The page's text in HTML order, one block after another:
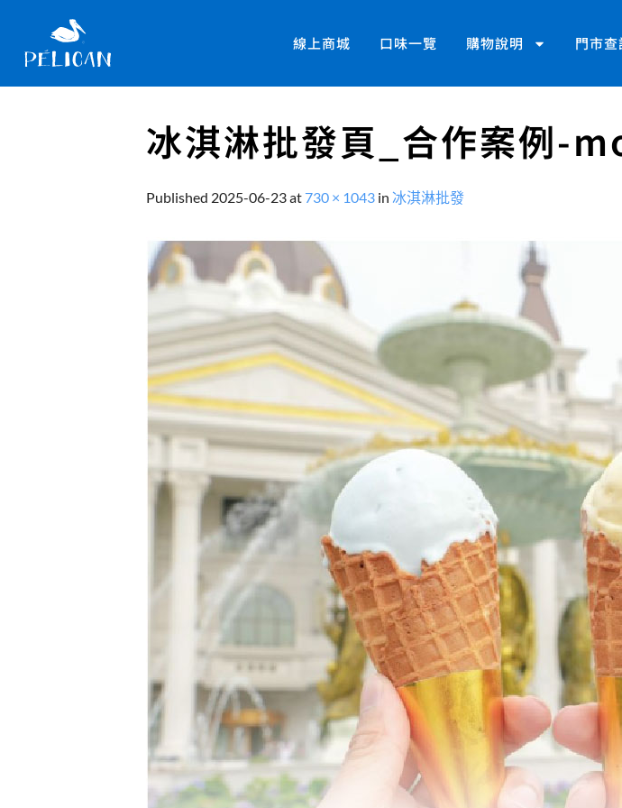
線上商城 口味一覽 購物說明 門市查
冰淇淋批發頁_合作案例-
Published 2025-06-23at 730 × 1043 in 冰淇淋批發